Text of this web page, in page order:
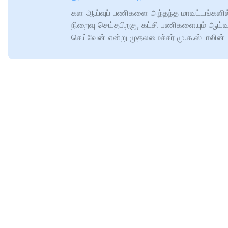
கள ஆய்வுப் பணிகளை அந்தந்த
நிறைவு செய்தபிறகு, கட்சி பணிகளையும்
செய்வேன் என்று முதலமைச்சர் மு.க.ஸ்டாலின்